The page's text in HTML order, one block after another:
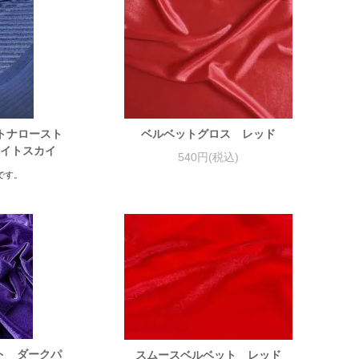
ナロースト
トスカイ
。
ベルベットグロス レッド
540円(税込)
ダークパ スムースベルベット レッド